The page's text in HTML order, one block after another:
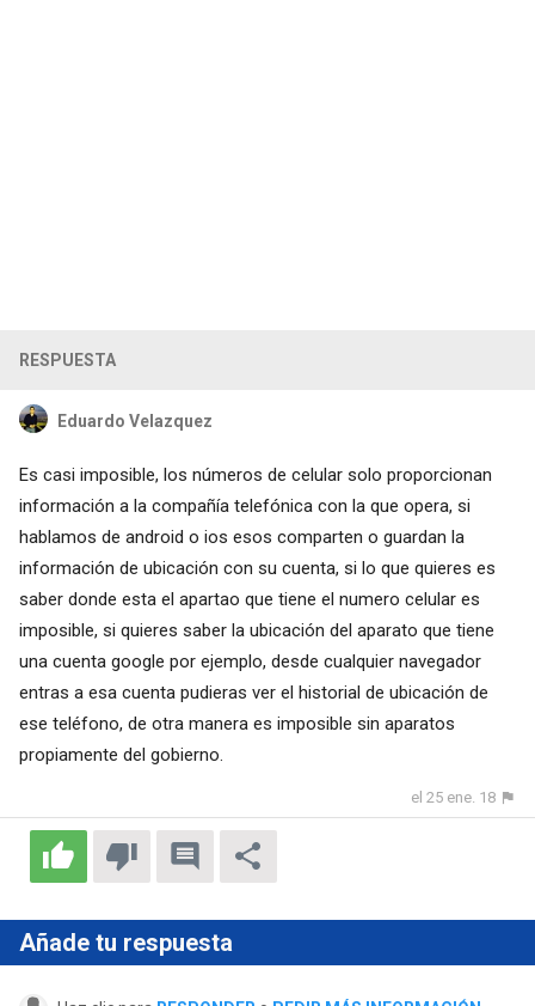
RESPUESTA
Eduardo Velazquez
Es casi imposible, los números de celular solo proporcionan
información a la compañía telefónica con la que opera, si
hablamos de android o ios esos comparten o guardan la
información de ubicación con su cuenta, si lo que quieres es
saber donde esta el apartao que tiene el numero celular es
imposible, si quieres saber la ubicación del aparato que tiene
una cuenta google por ejemplo, desde cualquier navegador
entras a esa cuenta pudieras ver el historial de ubicación de
ese teléfono, de otra manera es imposible sin aparatos
propiamente del gobierno.
el 25 ene. 18
Añade tu respuesta